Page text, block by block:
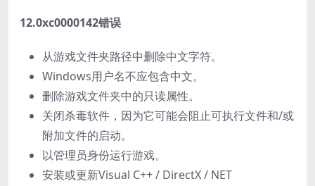
12.0xc0000142错误
从游戏文件夹路径中删除中文字符。
Windows用户名不应包含中文。
删除游戏文件夹中的只读属性。
关闭杀毒软件，因为它可能会阻止可执行文件和/或
附加文件的启动。
以管理员身份运行游戏。
安装或更新Visual C++ / DirectX / NET